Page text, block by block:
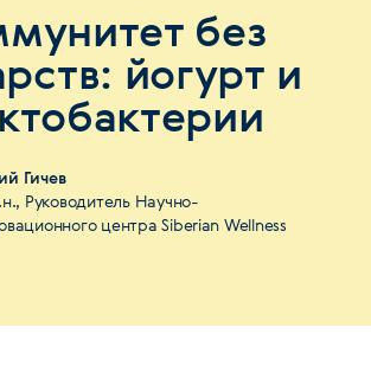
без
йогурт и
Гичев
Руководитель Научно-
центра Siberian Wellness